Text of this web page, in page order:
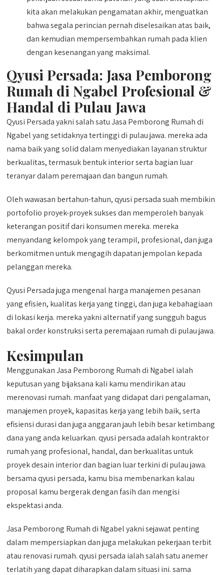
kita akan melakukan pengamatan akhir, menguatkan
bahwa segala perincian pernah diselesaikan atas baik,
dan kemudian mempersembahkan rumah pada klien
dengan kesenangan yang maksimal.
Qyusi Persada: Jasa Pemborong
Rumah di Ngabel Profesional &
Handal di Pulau Jawa
Qyusi Persada yakni salah satu Jasa Pemborong Rumah di
Ngabel yang setidaknya tertinggi di pulau jawa. mereka ada
nama baik yang solid dalam menyediakan layanan struktur
berkualitas, termasuk bentuk interior serta bagian luar
teranyar dalam peremajaan dan bangun rumah.
Oleh wawasan bertahun-tahun, qyusi persada suah membikin
portofolio proyek-proyek sukses dan memperoleh banyak
keterangan positif dari konsumen mereka. mereka
menyandang kelompok yang terampil, profesional, dan juga
berkomitmen untuk mengagih dapatan jempolan kepada
pelanggan mereka.
Qyusi Persada juga mengenal harga manajemen pesanan
yang efisien, kualitas kerja yang tinggi, dan juga kebahagiaan
di lokasi kerja. mereka yakni alternatif yang sungguh bagus
bakal order konstruksi serta peremajaan rumah di pulau jawa.
Kesimpulan
Menggunakan Jasa Pemborong Rumah di Ngabel ialah
keputusan yang bijaksana kali kamu mendirikan atau
merenovasi rumah. manfaat yang didapat dari pengalaman,
manajemen proyek, kapasitas kerja yang lebih baik, serta
efisiensi durasi dan juga anggaran jauh lebih besar ketimbang
dana yang anda keluarkan. qyusi persada adalah kontraktor
rumah yang profesional, handal, dan berkualitas untuk
proyek desain interior dan bagian luar terkini di pulau jawa.
bersama qyusi persada, kamu bisa membenarkan kalau
proposal kamu bergerak dengan fasih dan mengisi
ekspektasi anda.
Jasa Pemborong Rumah di Ngabel yakni sejawat penting
dalam mempersiapkan dan juga melakukan pekerjaan terbit
atau renovasi rumah. qyusi persada ialah salah satu anemer
terlatih yang dapat diharapkan dalam situasi ini. sama